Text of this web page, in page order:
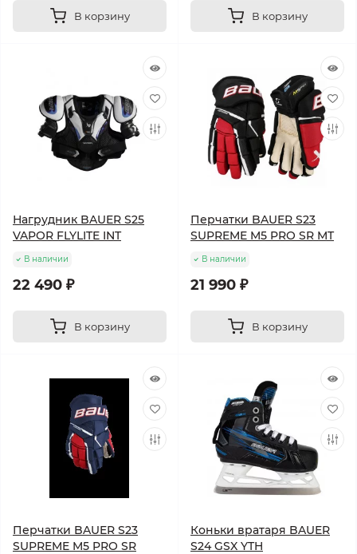
В корзину В корзину
Нагрудник BAUER S25
VAPOR FLYLITE INT
В наличии
22 490 ₽
В корзину
Перчатки BAUER S23
SUPREME M5 PRO SR MT
В наличии
21 990 ₽
В корзину
Перчатки BAUER S23
SUPREME M5 PRO SR
Коньки вратаря BAUER
S24 GSX YTH